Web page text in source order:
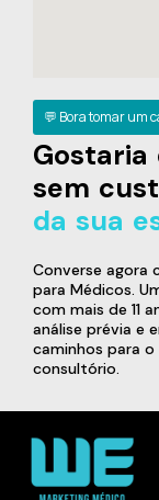
💬 Bora tomar um
sem
da sua
Converse agora
para Médicos.
com mais de 11
análise prévia e
caminhos para
consultório.